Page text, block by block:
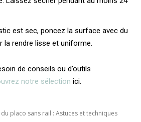
est sec, poncez la surface avec du
la rendre lisse et uniforme.
de conseils ou d’outils
notre sélection ici.
placo sans rail : Astuces et techniques